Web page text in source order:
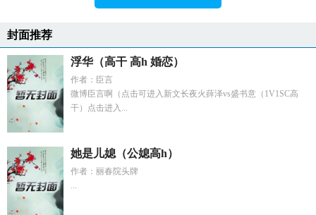
封面推荐
浮华（高干 高h 婚恋）
作者：臣言
微博臣言啊（点击可进入新文长夜火薛泽vs盛书意（1V1SC高
干）点击进入...
她是儿媳（公媳高h）
作者：丽春院头牌
...